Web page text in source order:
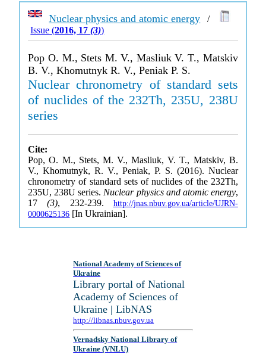
Nuclear physics and atomic energy /
Issue (2016, 17(3))
Pop O. M., Stets M. V., Masliuk V. T., Matskiv
B. V., Khomutnyk R. V., Peniak P. S.
Nuclear chronometry of standard sets
of nuclides of the 232Th, 235U, 238U
series
Cite:
Pop, O. M., Stets, M. V., Masliuk, V. T., Matskiv, B.
V., Khomutnyk, R. V., Peniak, P. S. (2016). Nuclear
chronometry of standard sets of nuclides of the 232Th,
235U, 238U series. Nuclear physics and atomic energy,
17(3), 232-239. http://jnas.nbuv.gov.ua/article/UJRN-
0000625136 [In Ukrainian].
National Academy of Sciences of
Ukraine
Library portal of National
Academy of Sciences of
Ukraine | LibNAS
http://libnas.nbuv.gov.ua
Vernadsky National Library of
Ukraine (VNLU)